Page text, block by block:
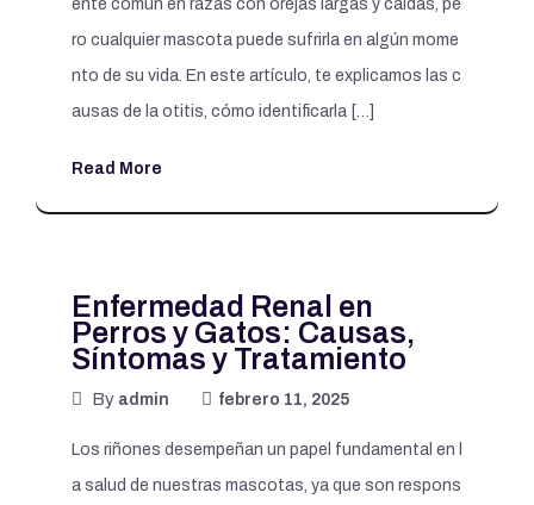
ente común en razas con orejas largas y caídas, pe
ro cualquier mascota puede sufrirla en algún mome
nto de su vida. En este artículo, te explicamos las c
ausas de la otitis, cómo identificarla […]
Read More
Enfermedad Renal en
Perros y Gatos: Causas,
Síntomas y Tratamiento
By admin febrero 11, 2025
Los riñones desempeñan un papel fundamental en l
a salud de nuestras mascotas, ya que son respons